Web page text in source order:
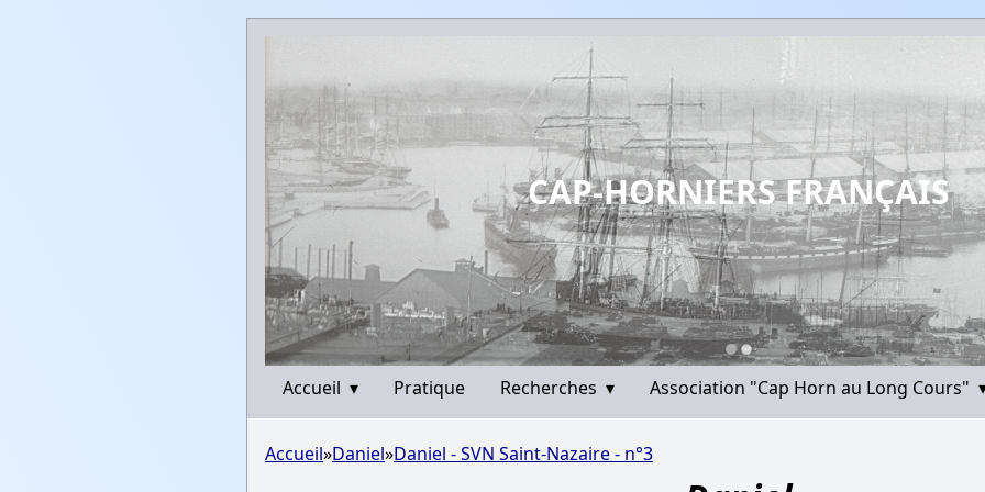
CAP-HORNIERS FRANÇAIS
Accueil ▾ Pratique Recherches ▾ Association "Cap Horn au Long Cours"
Accueil»Daniel»Daniel - SVN Saint-Nazaire - n°3